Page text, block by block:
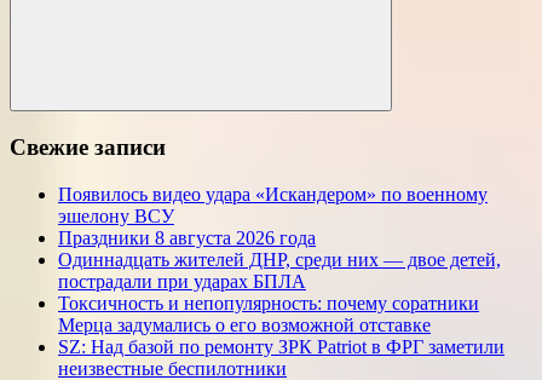
Поиск
Свежие записи
Появилось видео удара «Искандером» по военному
эшелону ВСУ
Праздники 8 августа 2026 года
Одиннадцать жителей ДНР, среди них — двое детей,
пострадали при ударах БПЛА
Токсичность и непопулярность: почему соратники
Мерца задумались о его возможной отставке
SZ: Над базой по ремонту ЗРК Patriot в ФРГ заметили
неизвестные беспилотники